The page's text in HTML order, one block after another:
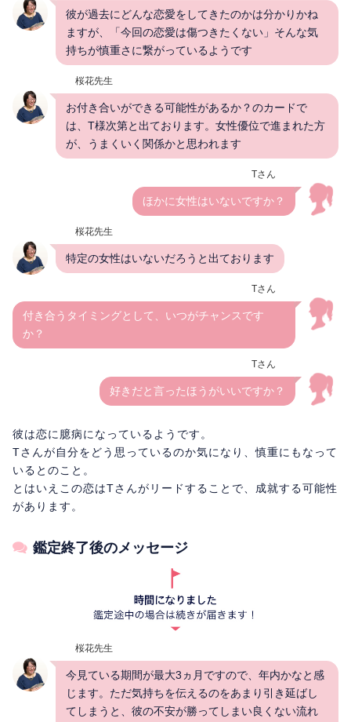
彼が過去にどんな恋愛をしてきたのかは分かりかね
ますが、「今回の恋愛は傷つきたくない」そんな気
持ちが慎重さに繋がっているようです
桜花先生
お付き合いができる可能性があるか？のカードで
は、T様次第と出ております。女性優位で進まれた方
が、うまくいく関係かと思われます
Tさん
ほかに女性はいないですか？
桜花先生
特定の女性はいないだろうと出ております
Tさん
付き合うタイミングとして、いつがチャンスです
か？
Tさん
好きだと言ったほうがいいですか？
彼は恋に臆病になっているようです。
Tさんが自分をどう思っているのか気になり、慎重にもなって
いるとのこと。
とはいえこの恋はTさんがリードすることで、成就する可能性
があります。
鑑定終了後のメッセージ
桜花先生
今見ている期間が最大3ヵ月ですので、年内かなと感
じます。ただ気持ちを伝えるのをあまり引き延ばし
てしまうと、彼の不安が勝ってしまい良くない流れ